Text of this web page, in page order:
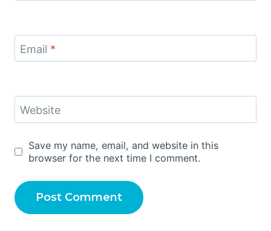
Email *
Website
Save my name, email, and website in this
browser for the next time I comment.